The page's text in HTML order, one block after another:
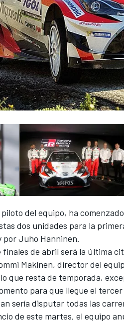
del equipo, ha
dos unidades para la
por Juho Hanninen.
finales de abril será la última
Makinen, director del
que resta de temporada,
para que llegue el
sería disputar todas las
de este martes, el equipo